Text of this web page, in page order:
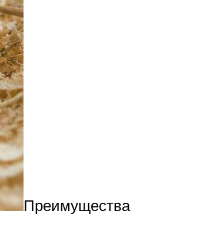
Преимущества